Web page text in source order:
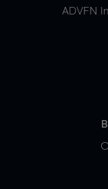
ADVFN